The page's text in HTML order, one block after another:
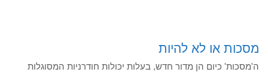
מסכות או לא להיות
ה'מסכות' כיום הן מדור חדש, בעלות יכולות חודרניות המסוגלות